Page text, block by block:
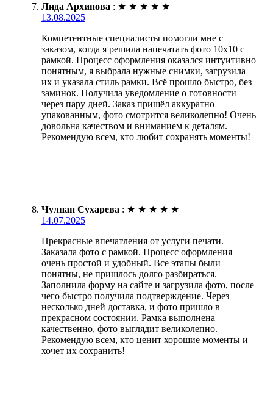
Лида Архипова : ★ ★ ★ ★ ★
13.08.2025
Компетентные специалисты помогли мне с
заказом, когда я решила напечатать фото 10х10 с
рамкой. Процесс оформления оказался интуитивно
понятным, я выбрала нужные снимки, загрузила
их и указала стиль рамки. Всё прошло быстро, без
заминок. Получила уведомление о готовности
через пару дней. Заказ пришёл аккуратно
упакованным, фото смотрится великолепно! Очень
довольна качеством и вниманием к деталям.
Рекомендую всем, кто любит сохранять моменты!
Чулпан Сухарева : ★ ★ ★ ★ ★
14.07.2025
Прекрасные впечатления от услуги печати.
Заказала фото с рамкой. Процесс оформления
очень простой и удобный. Все этапы были
понятны, не пришлось долго разбираться.
Заполнила форму на сайте и загрузила фото, после
чего быстро получила подтверждение. Через
несколько дней доставка, и фото пришло в
прекрасном состоянии. Рамка выполнена
качественно, фото выглядит великолепно.
Рекомендую всем, кто ценит хорошие моменты и
хочет их сохранить!